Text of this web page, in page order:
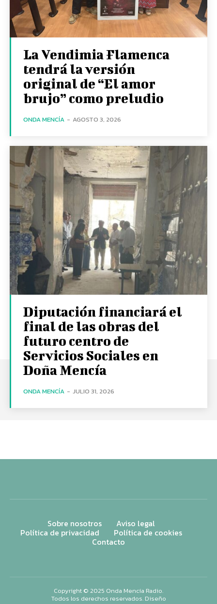
La Vendimia Flamenca
tendrá la versión
original de “El amor
brujo” como preludio
ONDA MENCÍA - AGOSTO 3, 2026
Diputación financiará el
final de las obras del
futuro centro de
Servicios Sociales en
Doña Mencía
ONDA MENCÍA - JULIO 31, 2026
Sobre nosotros Aviso legal
Política de privacidad Política de cookies
Contacto
Copyright © 2025 Onda Mencía Radio.
Todos los derechos reservados. Diseño